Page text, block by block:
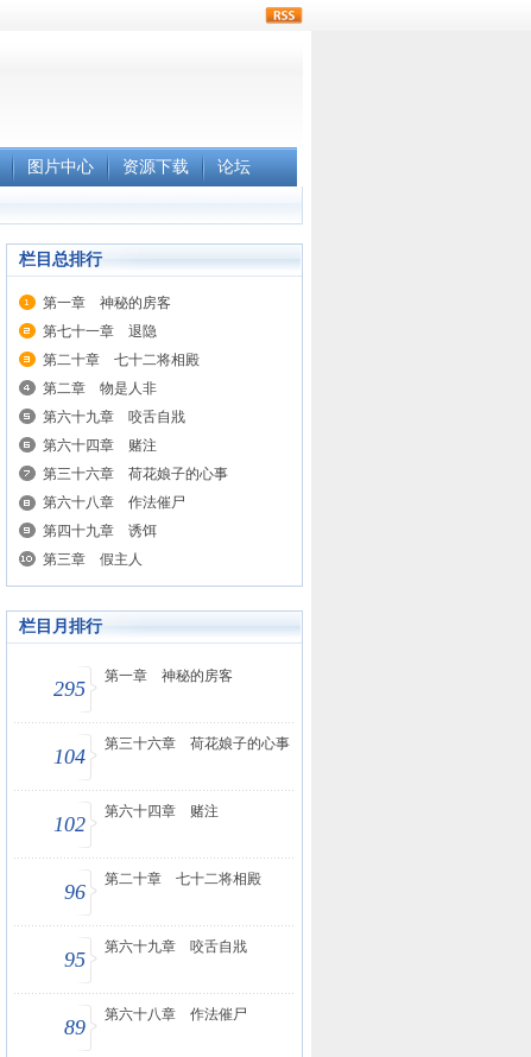
图片中心 资源下载 论坛
栏目总排行
第一章 神秘的房客
第七十一章 退隐
第二十章 七十二将相殿
第二章 物是人非
第六十九章 咬舌自戕
第六十四章 赌注
第三十六章 荷花娘子的心事
第六十八章 作法催尸
第四十九章 诱饵
第三章 假主人
栏目月排行
295
第一章 神秘的房客
104
第三十六章 荷花娘子的心事
102
第六十四章 赌注
96
第二十章 七十二将相殿
95
第六十九章 咬舌自戕
89
第六十八章 作法催尸